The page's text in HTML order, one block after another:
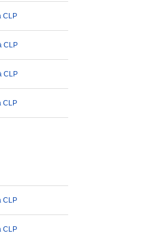
CLP
CLP
CLP
CLP
CLP
CLP